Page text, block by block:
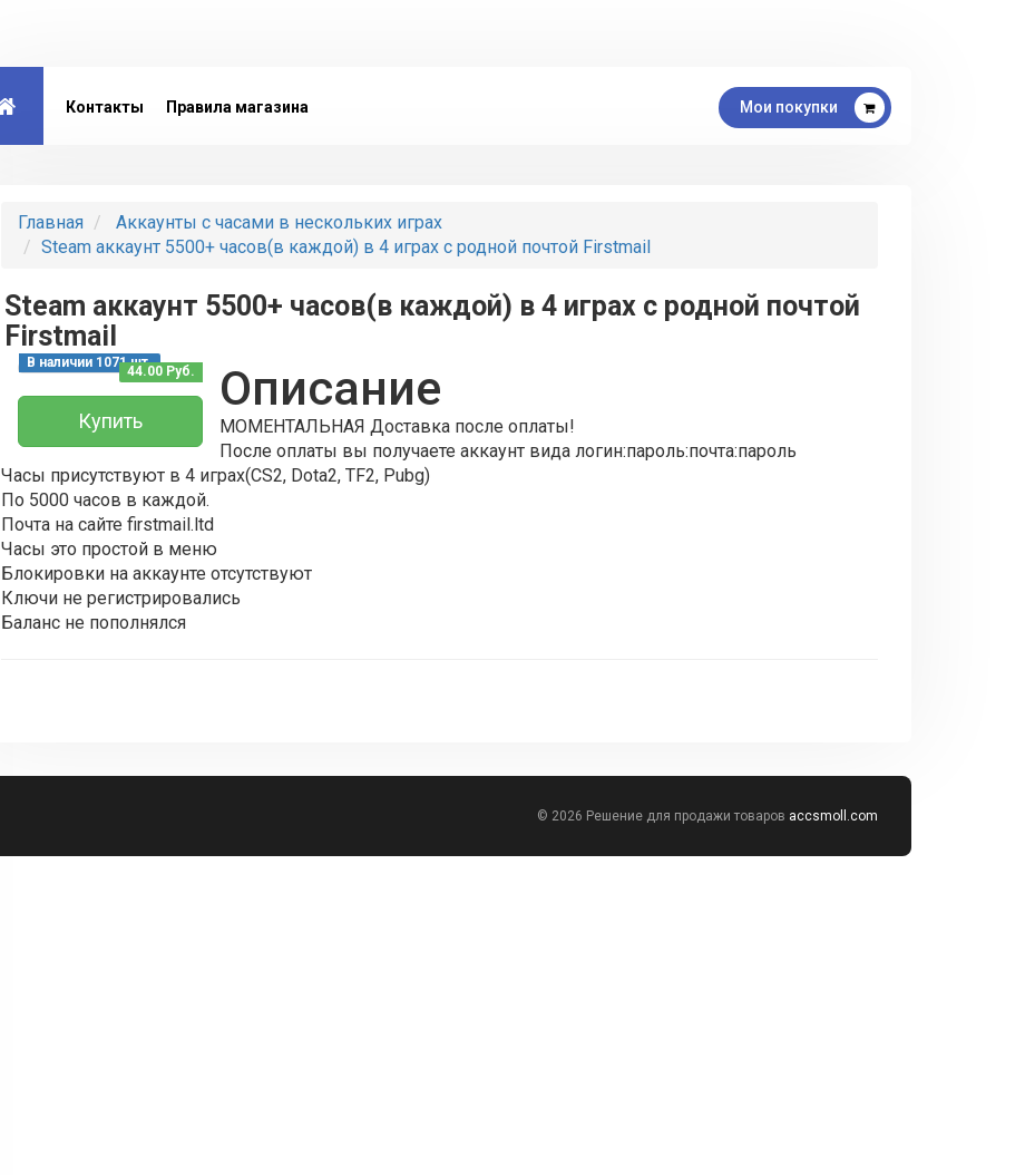
Контакты Правила магазина Мои покупки
Главная
Аккаунты с часами в нескольких играх
Steam аккаунт 5500+ часов(в каждой) в 4 играх с родной почтой Firstmail
Steam аккаунт 5500+ часов(в каждой) в 4 играх с родной почтой
Firstmail
В наличии 1071 шт.
44.00 Руб.
Купить
Описание
МОМЕНТАЛЬНАЯ Доставка после оплаты!
После оплаты вы получаете аккаунт вида логин:пароль:почта:пароль
Часы присутствуют в 4 играх(CS2, Dota2, TF2, Pubg)
По 5000 часов в каждой.
Почта на сайте firstmail.ltd
Часы это простой в меню
Блокировки на аккаунте отсутствуют
Ключи не регистрировались
Баланс не пополнялся
© 2026 Решение для продажи товаров accsmoll.com